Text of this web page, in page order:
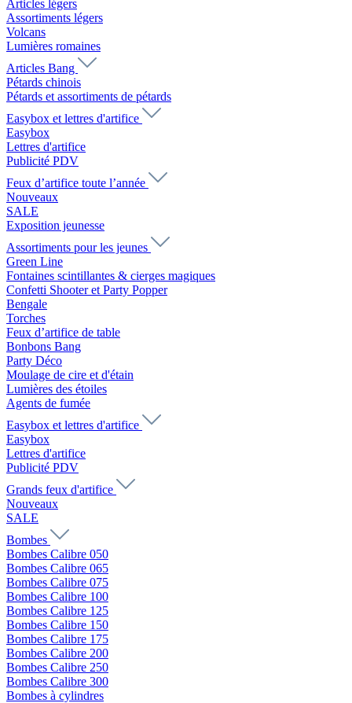
Articles légers
Assortiments légers
Volcans
Lumières romaines
Articles Bang
Pétards chinois
Pétards et assortiments de pétards
Easybox et lettres d'artifice
Easybox
Lettres d'artifice
Publicité PDV
Feux d’artifice toute l’année
Nouveaux
SALE
Exposition jeunesse
Assortiments pour les jeunes
Green Line
Fontaines scintillantes & cierges magiques
Confetti Shooter et Party Popper
Bengale
Torches
Feux d’artifice de table
Bonbons Bang
Party Déco
Moulage de cire et d'étain
Lumières des étoiles
Agents de fumée
Easybox et lettres d'artifice
Easybox
Lettres d'artifice
Publicité PDV
Grands feux d'artifice
Nouveaux
SALE
Bombes
Bombes Calibre 050
Bombes Calibre 065
Bombes Calibre 075
Bombes Calibre 100
Bombes Calibre 125
Bombes Calibre 150
Bombes Calibre 175
Bombes Calibre 200
Bombes Calibre 250
Bombes Calibre 300
Bombes à cylindres